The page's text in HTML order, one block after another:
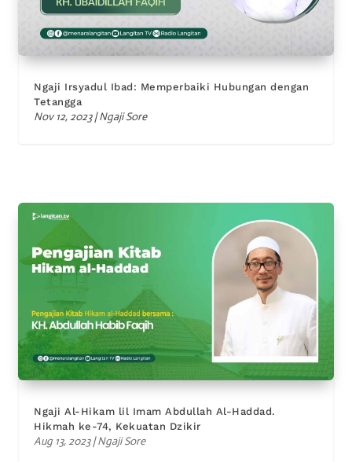
Ngaji Irsyadul Ibad: Memperbaiki Hubungan dengan
Tetangga
Nov 12, 2023|Ngaji Sore
Ngaji Al-Hikam lil Imam Abdullah Al-Haddad.
Hikmah ke-74, Kekuatan Dzikir
Aug 13, 2023|Ngaji Sore